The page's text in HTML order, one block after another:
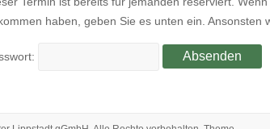
haben, geben Sie es unten ein. Ansonsten